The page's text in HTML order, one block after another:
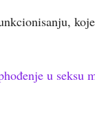
u seksu